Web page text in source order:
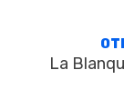
La